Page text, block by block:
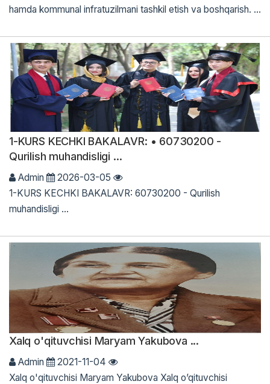
hamda kommunal infratuzilmani tashkil etish va boshqarish. ...
1-KURS KECHKI BAKALAVR: • 60730200 -
Qurilish muhandisligi ...
Admin
2026-03-05
1-KURS KECHKI BAKALAVR: 60730200 - Qurilish
muhandisligi ...
Xalq o'qituvchisi Maryam Yakubova ...
Admin
2021-11-04
Xalq o'qituvchisi Maryam Yakubova Xalq o’qituvchisi